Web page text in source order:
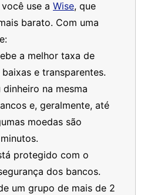
use a Wise, que
barato. Com uma
a melhor taxa de
e transparentes.
na mesma
e, geralmente, até
moedas são
protegido com o
dos bancos.
um grupo de mais de 2